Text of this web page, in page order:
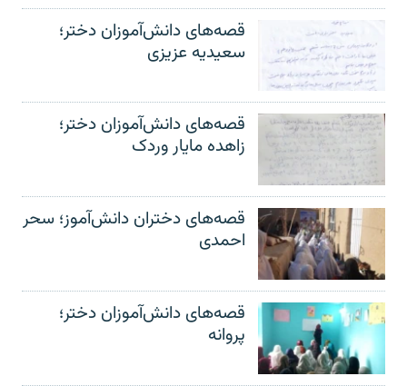
قصه‌های دانش‌آموزان دختر؛
سعیدیه عزیزی
قصه‌های دانش‌آموزان دختر؛
زاهده مایار وردک
قصه‌های دختران دانش‌آموز؛ سحر
احمدی
قصه‌های دانش‌آموزان دختر؛
پروانه